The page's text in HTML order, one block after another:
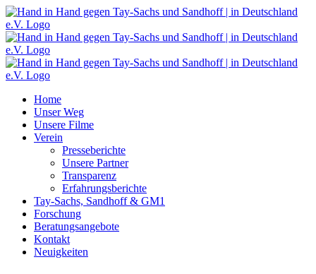
Zum
Inhalt
springen
Home
Unser Weg
Unsere Filme
Verein
Presseberichte
Unsere Partner
Transparenz
Erfahrungsberichte
Tay-Sachs, Sandhoff & GM1
Forschung
Beratungsangebote
Kontakt
Neuigkeiten